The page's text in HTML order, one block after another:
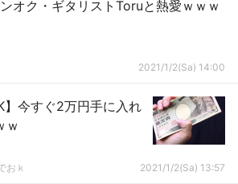
オク・ギタリストToruと熱愛ｗｗｗ
2021/1/2(Sa) 14:00
】今すぐ2万円手に入れ
ｗ
おｋ 2021/1/2(Sa) 13:57